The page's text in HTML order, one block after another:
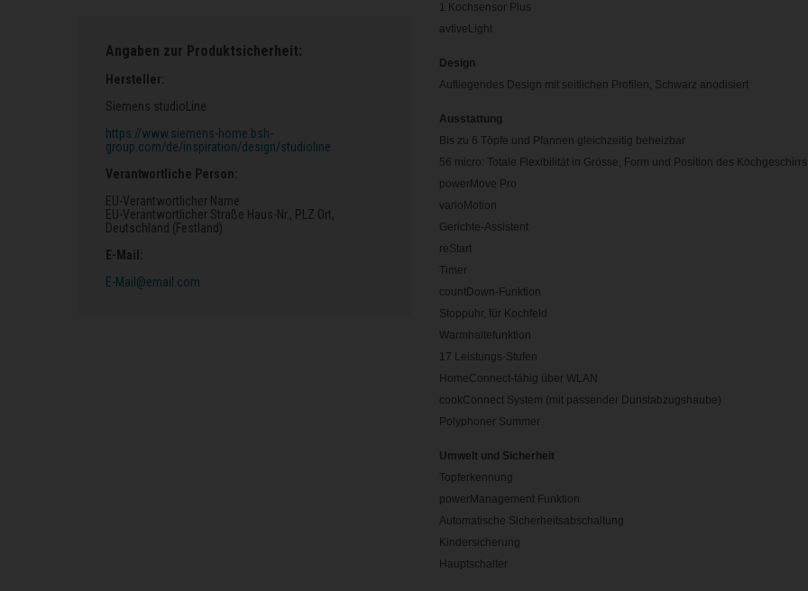
Angaben zur Produktsicherheit:
Hersteller:
Siemens studioLine
https://www.siemens-home.bsh-
group.com/de/inspiration/design/studioline
Verantwortliche Person:
EU-Verantwortlicher Name
EU-Verantwortlicher Straße Haus-Nr., PLZ Ort,
Deutschland (Festland)
E-Mail:
E-Mail@email.com
1 Kochsensor Plus
avtiveLight
Design
Aufliegendes Design mit seitlichen Profilen, Schwarz anodisiert
Ausstattung
Bis zu 6 Töpfe und Pfannen gleichzeitig beheizbar
56 micro: Totale Flexibilität in Grösse, Form und Position des Kochgeschirrs
powerMove Pro
varioMotion
Gerichte-Assistent
reStart
Timer
countDown-Funktion
Stoppuhr, für Kochfeld
Warmhaltefunktion
17 Leistungs-Stufen
HomeConnect-fähig über WLAN
cookConnect System (mit passender Dunstabzugshaube)
Polyphoner Summer
Umwelt und Sicherheit
Topferkennung
powerManagement Funktion
Automatische Sicherheitsabschaltung
Kindersicherung
Hauptschalter